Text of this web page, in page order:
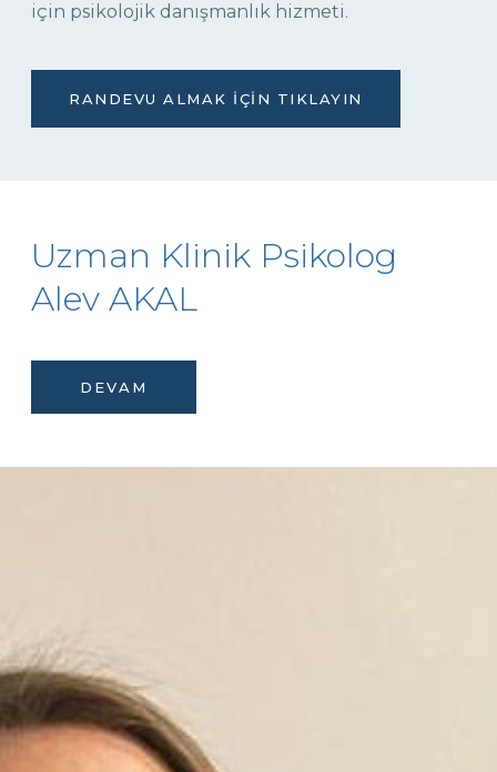
için psikolojik danışmanlık hizmeti.
RANDEVU ALMAK İÇIN TIKLAYIN
Uzman Klinik Psikolog
Alev AKAL
DEVAM